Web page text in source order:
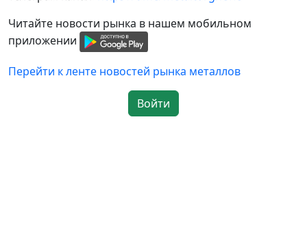
Читайте новости рынка в нашем мобильном
приложении
Перейти к ленте новостей рынка металлов
Войти